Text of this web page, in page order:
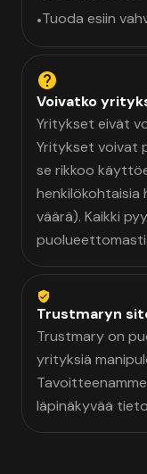
•Tuoda esiin
Voivatko
Yritykset eivät
Yritykset voivat
se rikkoo
henkilökohtaisia
väärä). Kaikki
puolueettomasti.
Trustmaryn
Trustmary on
yrityksiä
läpinäkyvää